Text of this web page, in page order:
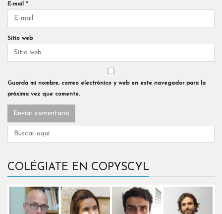
E-mail *
Sitio web
Guarda mi nombre, correo electrónico y web en este navegador para la
próxima vez que comente.
COLÉGIATE EN COPYSCYL